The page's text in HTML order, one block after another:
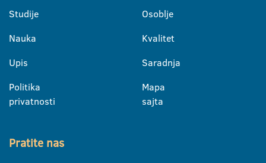
Studije
Nauka
Upis
Politika
privatnosti
Osoblje
Kvalitet
Saradnja
Mapa
sajta
Pratite nas